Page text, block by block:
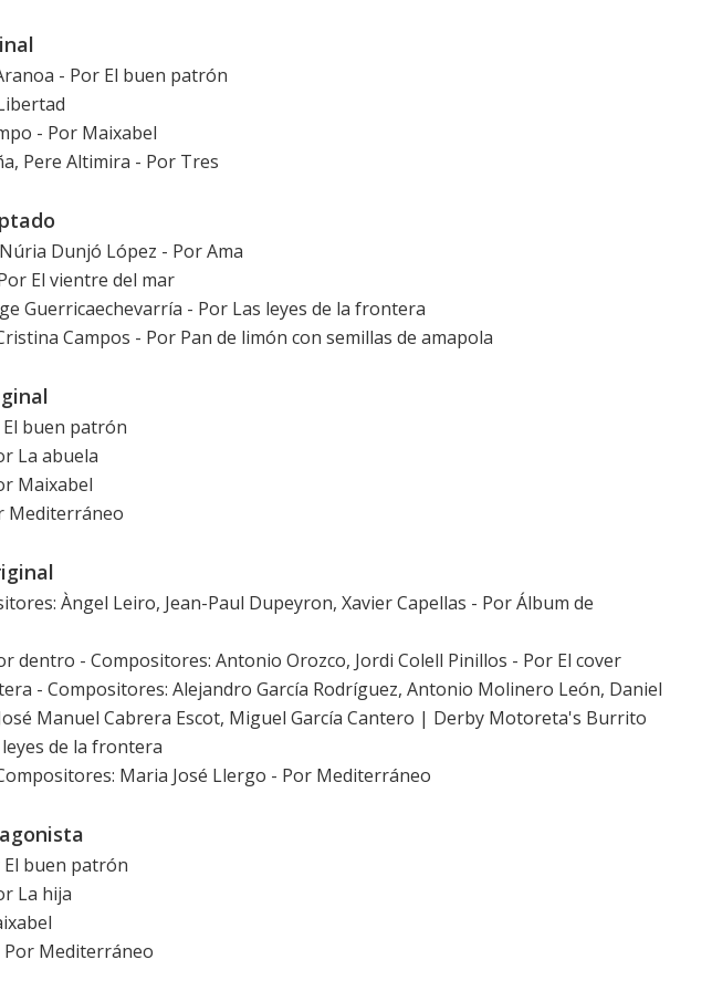
- Por El buen patrón
- Por Maixabel
Pere Altimira - Por Tres
Dunjó López - PorAma
El vientre del mar
Guerricaechevarría - Por Las leyes de la frontera
Campos - Por Pan de limón con semillas de amapola
El buen patrón
La abuela
Maixabel
Mediterráneo
Àngel Leiro, Jean-Paul Dupeyron, Xavier Capellas - Por Álbum de
dentro - Compositores: Antonio Orozco, Jordi Colell Pinillos - Por El cover
- Compositores: Alejandro García Rodríguez, Antonio Molinero León, Daniel
Manuel Cabrera Escot, Miguel García Cantero | Derby Motoreta's Burrito
leyes de la frontera
Maria José Llergo - Por Mediterráneo
El buen patrón
La hija
Por Mediterráneo